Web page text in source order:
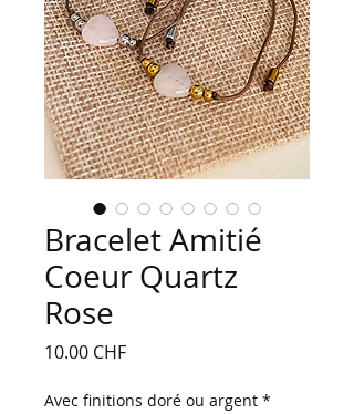
Bracelet Amitié
Coeur Quartz
Rose
10.00 CHFPrix
Avec finitions doré ou argent *